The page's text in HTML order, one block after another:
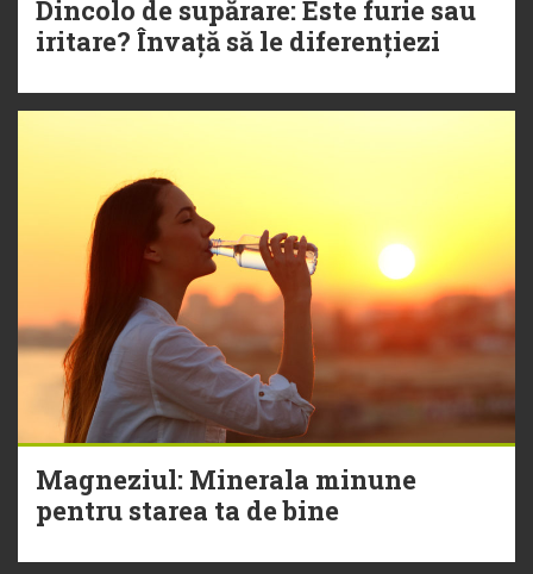
Dincolo de supărare: Este furie sau
iritare? Învață să le diferențiezi
Magneziul: Minerala minune
pentru starea ta de bine